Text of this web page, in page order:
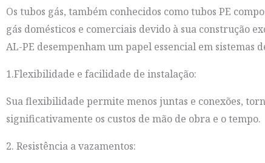
Os tubos gás, também conhecidos como tubos PE
gás domésticos e comerciais devido à sua construção
AL-PE desempenham um papel essencial em sistemas
1.Flexibilidade e facilidade de instalação:
Sua flexibilidade permite menos juntas e conexões,
significativamente os custos de mão de obra e o tempo.
2. Resistência a vazamentos: